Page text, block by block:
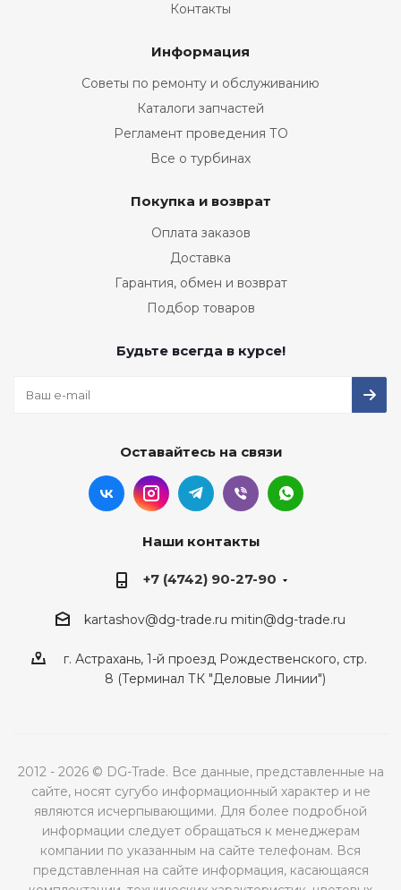
Контакты
Информация
Советы по ремонту и обслуживанию
Каталоги запчастей
Регламент проведения ТО
Все о турбинах
Покупка и возврат
Оплата заказов
Доставка
Гарантия, обмен и возврат
Подбор товаров
Будьте всегда в курсе!
Оставайтесь на связи
Наши контакты
+7 (4742) 90-27-90
kartashov@dg-trade.ru mitin@dg-trade.ru
г. Астрахань, 1-й проезд Рождественского, стр.
8 (Терминал ТК "Деловые Линии")
2012 - 2026 © DG-Trade. Все данные, представленные на
сайте, носят сугубо информационный характер и не
являются исчерпывающими. Для более подробной
информации следует обращаться к менеджерам
компании по указанным на сайте телефонам. Вся
представленная на сайте информация, касающаяся